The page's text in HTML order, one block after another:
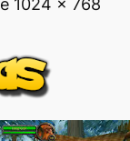
1024 x 768